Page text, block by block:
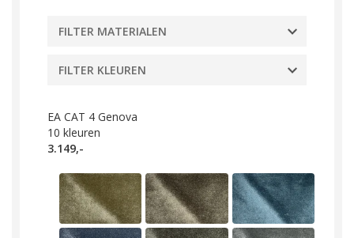
FILTER MATERIALEN
FILTER KLEUREN
EA CAT 4 Genova
10 kleuren
3.149,-